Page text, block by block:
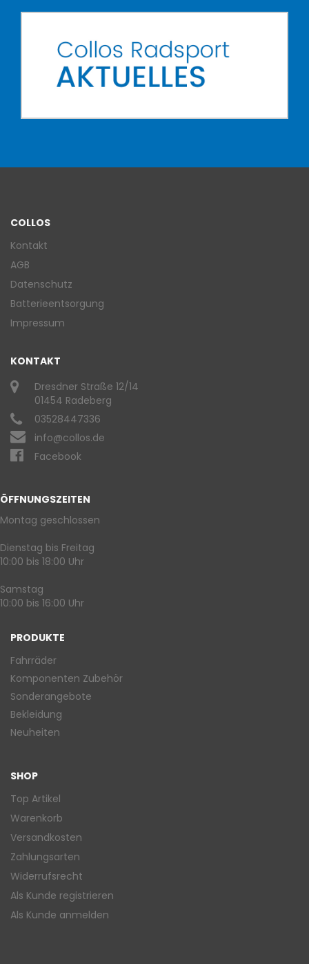
COLLOS
Kontakt
AGB
Datenschutz
Batterieentsorgung
Impressum
KONTAKT
Dresdner Straße 12/14
01454 Radeberg
03528447336
info@collos.de
Facebook
ÖFFNUNGSZEITEN
Montag geschlossen
Dienstag bis Freitag
10:00 bis 18:00 Uhr
Samstag
10:00 bis 16:00 Uhr
PRODUKTE
Fahrräder
Komponenten Zubehör
Sonderangebote
Bekleidung
Neuheiten
SHOP
Top Artikel
Warenkorb
Versandkosten
Zahlungsarten
Widerrufsrecht
Als Kunde registrieren
Als Kunde anmelden